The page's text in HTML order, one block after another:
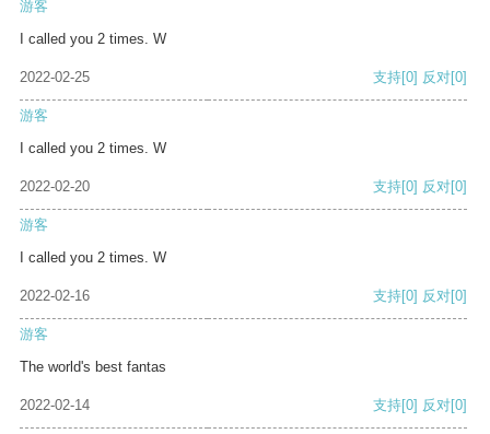
游客
I called you 2 times. W
2022-02-25 支持[0] 反对[0]
游客
I called you 2 times. W
2022-02-20 支持[0] 反对[0]
游客
I called you 2 times. W
2022-02-16 支持[0] 反对[0]
游客
The world's best fantas
2022-02-14 支持[0] 反对[0]